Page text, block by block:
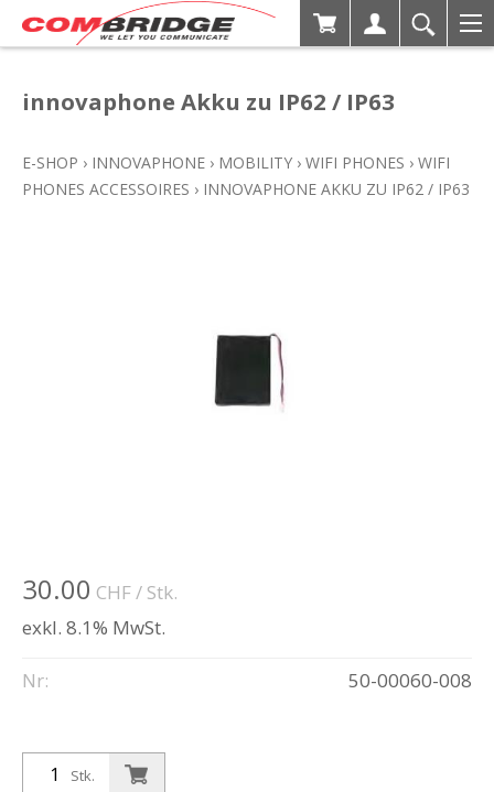
innovaphone Akku zu IP62 / IP63
E-SHOP › INNOVAPHONE › MOBILITY › WIFI PHONES › WIFI
PHONES ACCESSOIRES › INNOVAPHONE AKKU ZU IP62 / IP63
30.00 CHF/ Stk.
exkl. 8.1% MwSt.
Nr: 50-00060-008
Stk.